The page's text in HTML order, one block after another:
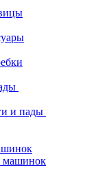
и пады
машинок